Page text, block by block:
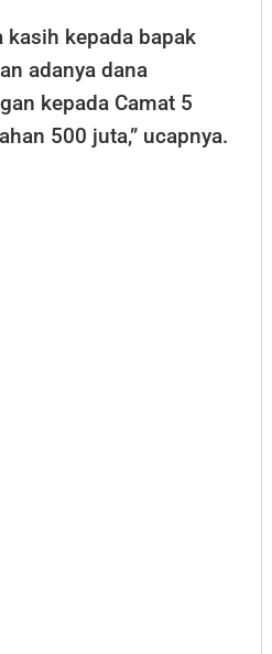
kepada bapak
adanya dana
kepada Camat 5
500 juta,” ucapnya.